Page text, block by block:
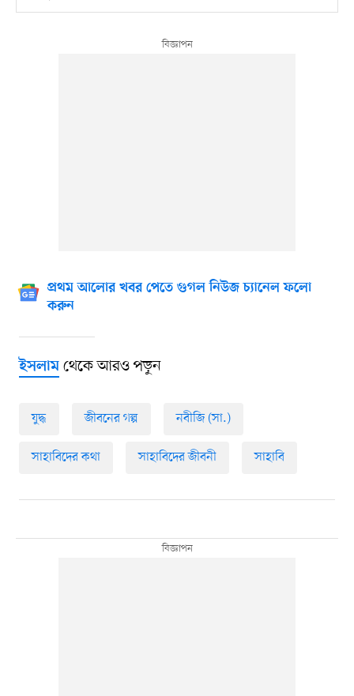
প্রথম আলোর খবর পেতে গুগল নিউজ চ্যানেল ফলো
করুন
ইসলামথেকে আরও পড়ুন
যুদ্ধ জীবনের গল্প নবীজি (সা.)
সাহাবিদের কথা সাহাবিদের জীবনী সাহাবি